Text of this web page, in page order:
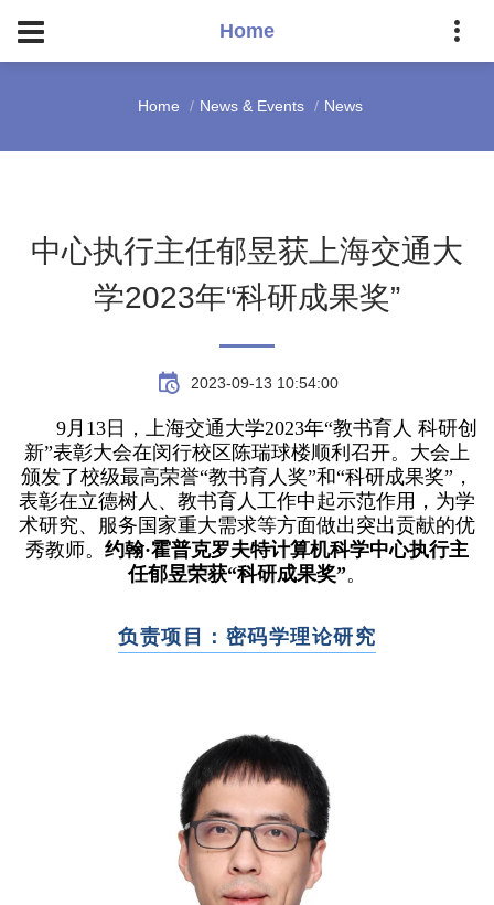
Home
Home News & Events News
中心执行主任郁昱获上海交通大
学2023年“科研成果奖”
2023-09-13 10:54:00
9月13日，上海交通大学2023年“教书育人 科研创
新”表彰大会在闵行校区陈瑞球楼顺利召开。大会上
颁发了校级最高荣誉“教书育人奖”和“科研成果奖”，
表彰在立德树人、教书育人工作中起示范作用，为学
术研究、服务国家重大需求等方面做出突出贡献的优
秀教师。 约翰·霍普克罗夫特计算机科学中心执行主
任郁昱荣获“科研成果奖”。
负责项目：密码学理论研究